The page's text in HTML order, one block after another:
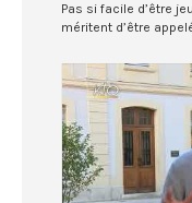
Pas si facile d’être
méritent d’être